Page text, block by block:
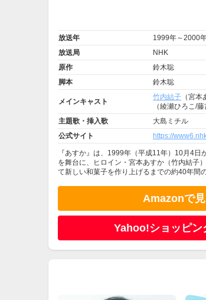
放送年
1999年～2000
放送局
NHK
原作
鈴木聡
脚本
鈴木聡
メインキャスト
竹内結子 （宮
（綾瀬ひろこ/藤
主題歌・挿入歌
大島ミチル
公式サイト
https://
『あすか』は、1999年（平成11年）10月4
を舞台に、ヒロイン・宮本あすか（竹内結子
て新しい和菓子を作り上げるまでの約40年間
Amazonで
Yahoo!ショッピン